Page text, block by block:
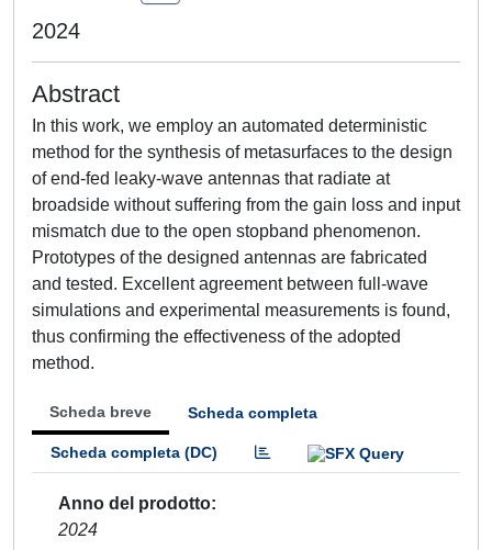
2024
Abstract
In this work, we employ an automated deterministic
method for the synthesis of metasurfaces to the design
of end-fed leaky-wave antennas that radiate at
broadside without suffering from the gain loss and input
mismatch due to the open stopband phenomenon.
Prototypes of the designed antennas are fabricated
and tested. Excellent agreement between full-wave
simulations and experimental measurements is found,
thus confirming the effectiveness of the adopted
method.
Scheda breve Scheda completa
Scheda completa (DC)
Anno del prodotto
2024